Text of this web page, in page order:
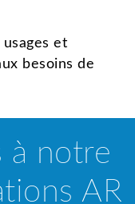
et
besoins de
à notre
AR